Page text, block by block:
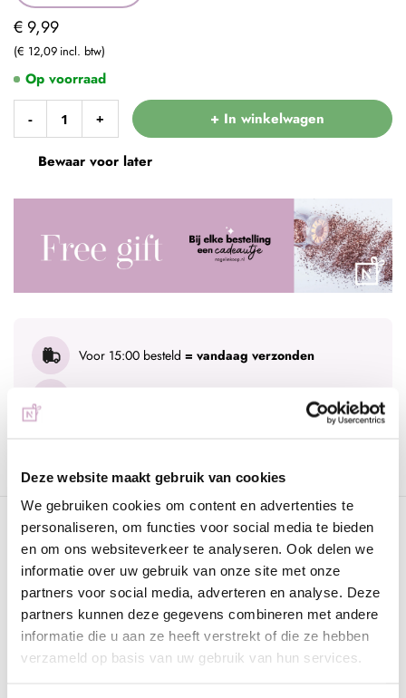
Deze website maakt gebruik van cookies
We gebruiken cookies om content en advertenties te
personaliseren, om functies voor social media te bieden
en om ons websiteverkeer te analyseren. Ook delen we
informatie over uw gebruik van onze site met onze
partners voor social media, adverteren en analyse. Deze
partners kunnen deze gegevens combineren met andere
informatie die u aan ze heeft verstrekt of die ze hebben
verzameld op basis van uw gebruik van hun services.
€ 9,99
€ 12,09
- + + In winkelwagen
Bewaar voor later
Voor 15:00 besteld = vandaag verzonden
Op voorraad
Omschrijving
Urban Nails Gelpolish GP67 Koraal
Met Glimmer
DeUrban Nails Gelpolish GP67 Koraal Met Glimmeris van
de beste kwaliteit en geschikt voor zowel de natuurlijke als de
kunstnagel. Iedere verpakking is voorzien van een prettig